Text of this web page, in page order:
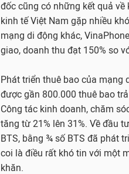
đốc cũng có những kết quả
kinh tế Việt Nam gặp nhiều
mạng di động khác,
giao, doanh thu đạt 150% so
Phát triển thuê bao của mạng
được gần 800.000 thuê bao
Công tác kinh doanh, chăm
tăng từ 21% lên 31%. Về đầu
BTS, bằng ¾ số BTS đã phát
coi là điều rất khó tin với một
khăn.